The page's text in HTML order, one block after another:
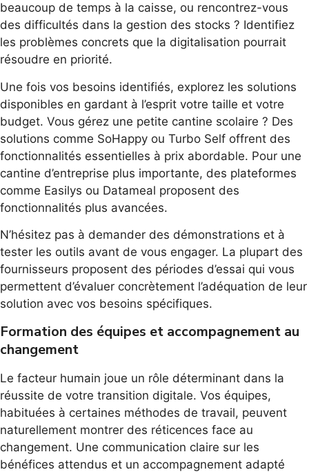
beaucoup de temps à la caisse, ou rencontrez-vous
des difficultés dans la gestion des stocks ? Identifiez
les problèmes concrets que la digitalisation pourrait
résoudre en priorité.
Une fois vos besoins identifiés, explorez les solutions
disponibles en gardant à l’esprit votre taille et votre
budget. Vous gérez une petite cantine scolaire ? Des
solutions comme SoHappy ou Turbo Self offrent des
fonctionnalités essentielles à prix abordable. Pour une
cantine d’entreprise plus importante, des plateformes
comme Easilys ou Datameal proposent des
fonctionnalités plus avancées.
N’hésitez pas à demander des démonstrations et à
tester les outils avant de vous engager. La plupart des
fournisseurs proposent des périodes d’essai qui vous
permettent d’évaluer concrètement l’adéquation de leur
solution avec vos besoins spécifiques.
Formation des équipes et accompagnement au
changement
Le facteur humain joue un rôle déterminant dans la
réussite de votre transition digitale. Vos équipes,
habituées à certaines méthodes de travail, peuvent
naturellement montrer des réticences face au
changement. Une communication claire sur les
bénéfices attendus et un accompagnement adapté